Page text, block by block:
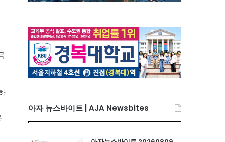
아자 뉴스바이트 | AJA Newsbites